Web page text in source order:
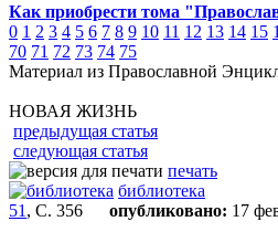
Как приобрести тома
0 1 2 3 4 5 6 7 8 9 10 11 12 13 14 15
70 71 72 73 74 75
Материал из Православной
НОВАЯ ЖИЗНЬ
предыдущая статья
следующая статья
печать
библиотека
51 , С. 356 опубликовано: 17